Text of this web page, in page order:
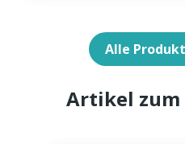
Alle
Artikel zum